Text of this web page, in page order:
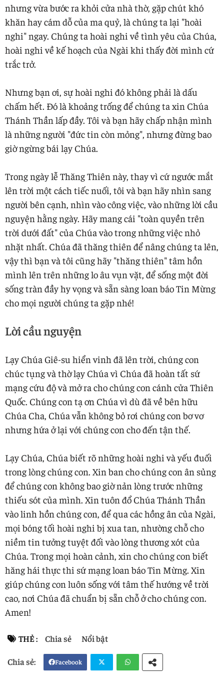
nhưng vừa bước ra khỏi cửa nhà thờ, gặp chút khó
khăn hay cám dỗ của ma quỷ, là chúng ta lại "hoài
nghi" ngay. Chúng ta hoài nghi về tình yêu của Chúa,
hoài nghi về kế hoạch của Ngài khi thấy đời mình cứ
trắc trở.
Nhưng bạn ơi, sự hoài nghi đó không phải là dấu
chấm hết. Đó là khoảng trống để chúng ta xin Chúa
Thánh Thần lấp đầy. Tôi và bạn hãy chấp nhận mình
là những người "đức tin còn mỏng", nhưng đừng bao
giờ ngừng bái lạy Chúa.
Trong ngày lễ Thăng Thiên này, thay vì cứ ngước mắt
lên trời một cách tiếc nuối, tôi và bạn hãy nhìn sang
người bên cạnh, nhìn vào công việc, vào những lời cầu
nguyện hằng ngày. Hãy mang cái "toàn quyền trên
trời dưới đất" của Chúa vào trong những việc nhỏ
nhặt nhất. Chúa đã thăng thiên để nâng chúng ta lên,
vậy thì bạn và tôi cũng hãy "thăng thiên" tâm hồn
mình lên trên những lo âu vụn vặt, để sống một đời
sống tràn đầy hy vọng và sẵn sàng loan báo Tin Mừng
cho mọi người chúng ta gặp nhé!
Lời cầu nguyện
Lạy Chúa Giê-su hiển vinh đã lên trời, chúng con
chúc tụng và thờ lạy Chúa vì Chúa đã hoàn tất sứ
mạng cứu độ và mở ra cho chúng con cánh cửa Thiên
Quốc. Chúng con tạ ơn Chúa vì dù đã về bên hữu
Chúa Cha, Chúa vẫn không bỏ rơi chúng con bơ vơ
nhưng hứa ở lại với chúng con cho đến tận thế.
Lạy Chúa, Chúa biết rõ những hoài nghi và yếu đuối
trong lòng chúng con. Xin ban cho chúng con ân sủng
để chúng con không bao giờ nản lòng trước những
thiếu sót của mình. Xin tuôn đổ Chúa Thánh Thần
vào linh hồn chúng con, để qua các hồng ân của Ngài,
mọi bóng tối hoài nghi bị xua tan, nhường chỗ cho
niềm tin tưởng tuyệt đối vào lòng thương xót của
Chúa. Trong mọi hoàn cảnh, xin cho chúng con biết
hăng hái thực thi sứ mạng loan báo Tin Mừng. Xin
giúp chúng con luôn sống với tâm thế hướng về trời
cao, nơi Chúa đã chuẩn bị sẵn chỗ ở cho chúng con.
Amen!
THẺ : Chia sẻ Nổi bật
Facebook